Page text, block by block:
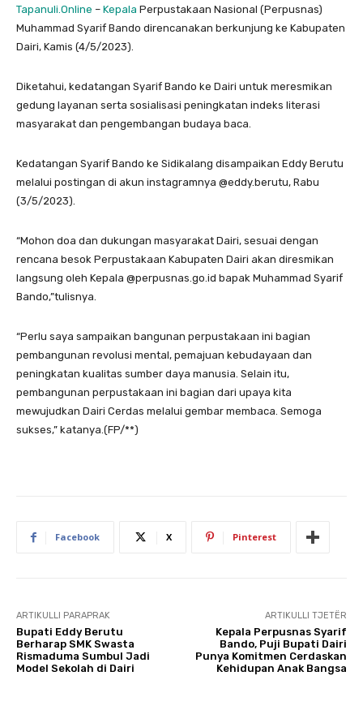
Tapanuli.Online – Kepala Perpustakaan Nasional (Perpusnas)
Muhammad Syarif Bando direncanakan berkunjung ke Kabupaten
Dairi, Kamis (4/5/2023).
Diketahui, kedatangan Syarif Bando ke Dairi untuk meresmikan
gedung layanan serta sosialisasi peningkatan indeks literasi
masyarakat dan pengembangan budaya baca.
Kedatangan Syarif Bando ke Sidikalang disampaikan Eddy Berutu
melalui postingan di akun instagramnya @eddy.berutu, Rabu
(3/5/2023).
“Mohon doa dan dukungan masyarakat Dairi, sesuai dengan
rencana besok Perpustakaan Kabupaten Dairi akan diresmikan
langsung oleh Kepala @perpusnas.go.id bapak Muhammad Syarif
Bando,”tulisnya.
“Perlu saya sampaikan bangunan perpustakaan ini bagian
pembangunan revolusi mental, pemajuan kebudayaan dan
peningkatan kualitas sumber daya manusia. Selain itu,
pembangunan perpustakaan ini bagian dari upaya kita
mewujudkan Dairi Cerdas melalui gembar membaca. Semoga
sukses,” katanya.(FP/**)
Facebook X Pinterest
ARTIKULLI PARAPRAK
Bupati Eddy Berutu
Berharap SMK Swasta
Rismaduma Sumbul Jadi
Model Sekolah di Dairi
ARTIKULLI TJETËR
Kepala Perpusnas Syarif
Bando, Puji Bupati Dairi
Punya Komitmen Cerdaskan
Kehidupan Anak Bangsa